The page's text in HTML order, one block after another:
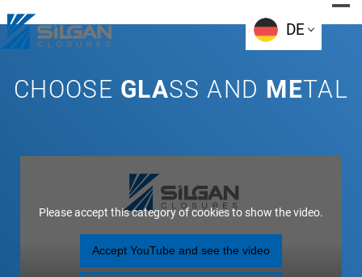
to
content
DE
CHOOSE GLASS AND METAL
Please accept this category of cookies to show the .
Accept YouTube and see the